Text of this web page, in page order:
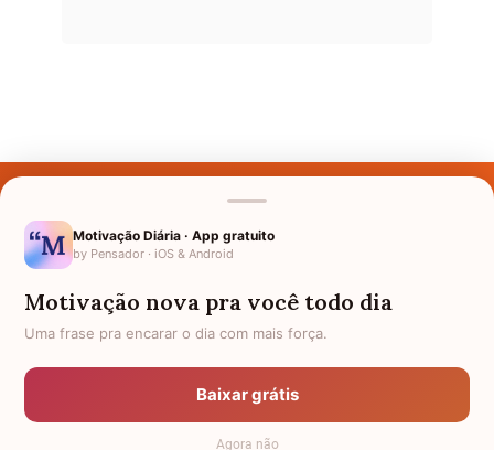
Nomes pelo Mundo
Política de Privacidade
Anuncie
Motivação Diária · App gratuito
by Pensador · iOS & Android
Motivação nova pra você todo dia
Uma frase pra encarar o dia com mais força.
Baixar grátis
Agora não